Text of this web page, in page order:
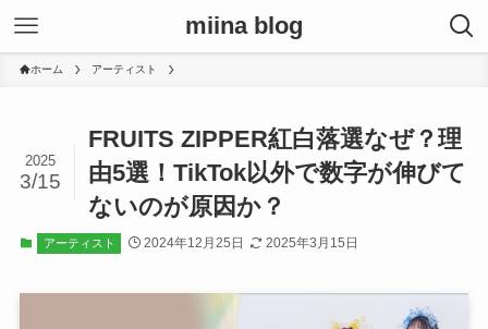
miina blog
ホーム アーティスト
FRUITS ZIPPER紅白落選なぜ？理
由5選！TikTok以外で数字が伸びて
ないのが原因か？
2025
3/15
アーティスト 2024年12月25日 2025年3月15日